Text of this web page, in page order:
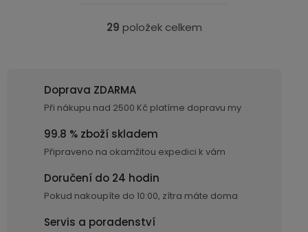
O
d
a
c
í
r
v
k
29 položek celkem
Doprava ZDARMA
Při nákupu nad 2500 Kč platíme dopravu my
99.8 % zboží skladem
Připraveno na okamžitou expedici k vám
Doručení do 24 hodin
Pokud nakoupíte do 10:00, zítra máte doma
Servis a poradenství